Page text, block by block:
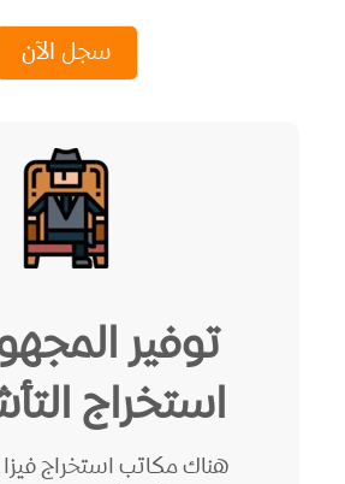
سجل الآن
توفير
استخراج
هناك مكاتب استخراج فيزا